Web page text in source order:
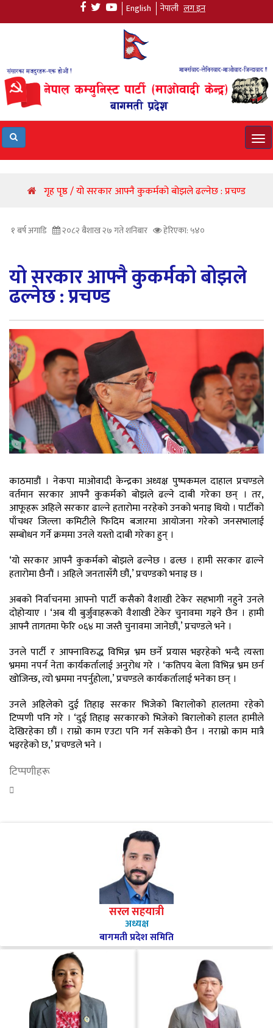
English नेपाली लग इन
गृह पृष्ठ / यो सरकार आफ्नै कुकर्मको बोझले ढल्नेछ : प्रचण्ड
१ बर्ष अगाडि २०८२ बैशाख २७ गते शनिबार हेरिएका: ५४०
यो सरकार आफ्नै कुकर्मको बोझले
ढल्नेछ : प्रचण्ड
काठमाडौं । नेकपा माओवादी केन्द्रका अध्यक्ष पुष्पकमल दाहाल प्रचण्डले
वर्तमान सरकार आफ्नै कुकर्मको बोझले ढल्ने दाबी गरेका छन् । तर,
आफूहरू अहिले सरकार ढाल्ने हतारोमा नरहेको उनको भनाइ थियो । पार्टीको
पाँचथर जिल्ला कमिटीले फिदिम बजारमा आयोजना गरेको जनसभालाई
सम्बोधन गर्ने क्रममा उनले यस्तो दाबी गरेका हुन् ।
‘यो सरकार आफ्नै कुकर्मको बोझले ढल्नेछ । ढल्छ । हामी सरकार ढाल्ने
हतारोमा छैनौं । अहिले जनतासँगै छौं,’ प्रचण्डको भनाइ छ ।
अबको निर्वाचनमा आफ्नो पार्टी कसैको वैशाखी टेकेर सहभागी नहुने उनले
दोहोर्‍याए । ‘अब यी बुर्जुवाहरूको वैशाखी टेकेर चुनावमा गइने छैन । हामी
आफ्नै तागतमा फेरि ०६४ मा जस्तै चुनावमा जानेछौं,’ प्रचण्डले भने ।
उनले पार्टी र आफ्नाविरुद्ध विभिन्न भ्रम छर्ने प्रयास भइरहेको भन्दै त्यस्ता
भ्रममा नपर्न नेता कार्यकर्तालाई अनुरोध गरे । ‘कतिपय बेला विभिन्न भ्रम छर्न
खोजिन्छ, त्यो भ्रममा नपर्नुहोला,’ प्रचण्डले कार्यकर्तालाई भनेका छन् ।
उनले अहिलेको दुई तिहाइ सरकार भिजेको बिरालोको हालतमा रहेको
टिप्पणी पनि गरे । ‘दुई तिहाइ सरकारको भिजेको बिरालोको हालत हामीले
देखिरहेका छौं । राम्रो काम एउटा पनि गर्न सकेको छैन । नराम्रो काम मात्रै
भइरहेको छ,’ प्रचण्डले भने ।
टिप्पणीहरू
सरल सहयात्री
अध्यक्ष
बागमती प्रदेश समिति